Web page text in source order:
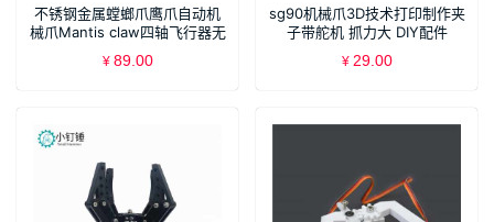
不锈钢金属螳螂爪鹰爪自动机
械爪Mantis claw四轴飞行器无
人机 SNM3300
¥ 89.00
sg90机械爪3D技术打印制作夹
子带舵机 抓力大 DIY配件
SNM3500
¥ 29.00